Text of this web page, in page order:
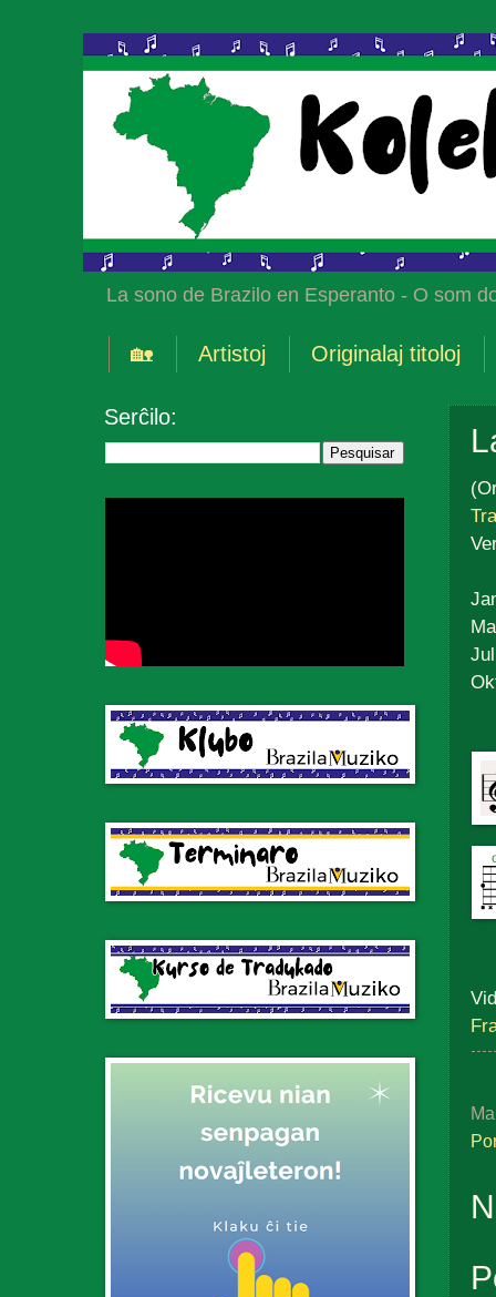
La sono de Brazilo en Esperanto - O som
🏡 Artistoj Originalaj titoloj
Serĉilo: